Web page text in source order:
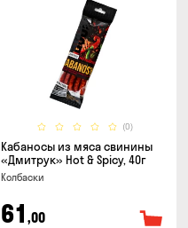
(0)
Кабаносы из мяса свинины
«Дмитрук» Hot & Spicy, 40г
Колбаски
61 ,00